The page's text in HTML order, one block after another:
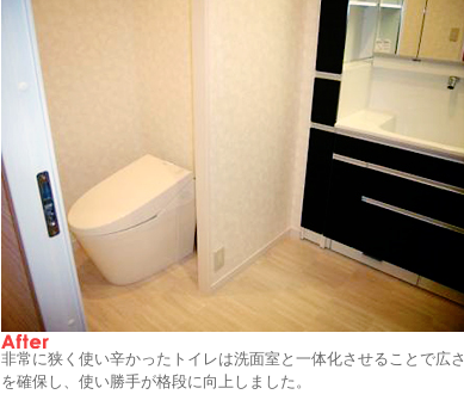
非常に狭く使い辛かったトイレは洗面室と一体化させることで広さ
を確保し、使い勝手が格段に向上しました。